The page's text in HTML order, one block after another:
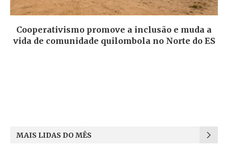
Cooperativismo promove a inclusão e muda a
vida de comunidade quilombola no Norte do ES
MAIS LIDAS DO MÊS